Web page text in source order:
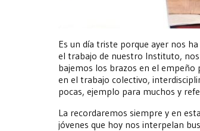
Es un día triste porque ayer nos
el trabajo de nuestro Instituto,
bajemos los brazos en el empeño
en el trabajo colectivo,
pocas, ejemplo para muchos y
La recordaremos siempre y en
jóvenes que hoy nos interpelan